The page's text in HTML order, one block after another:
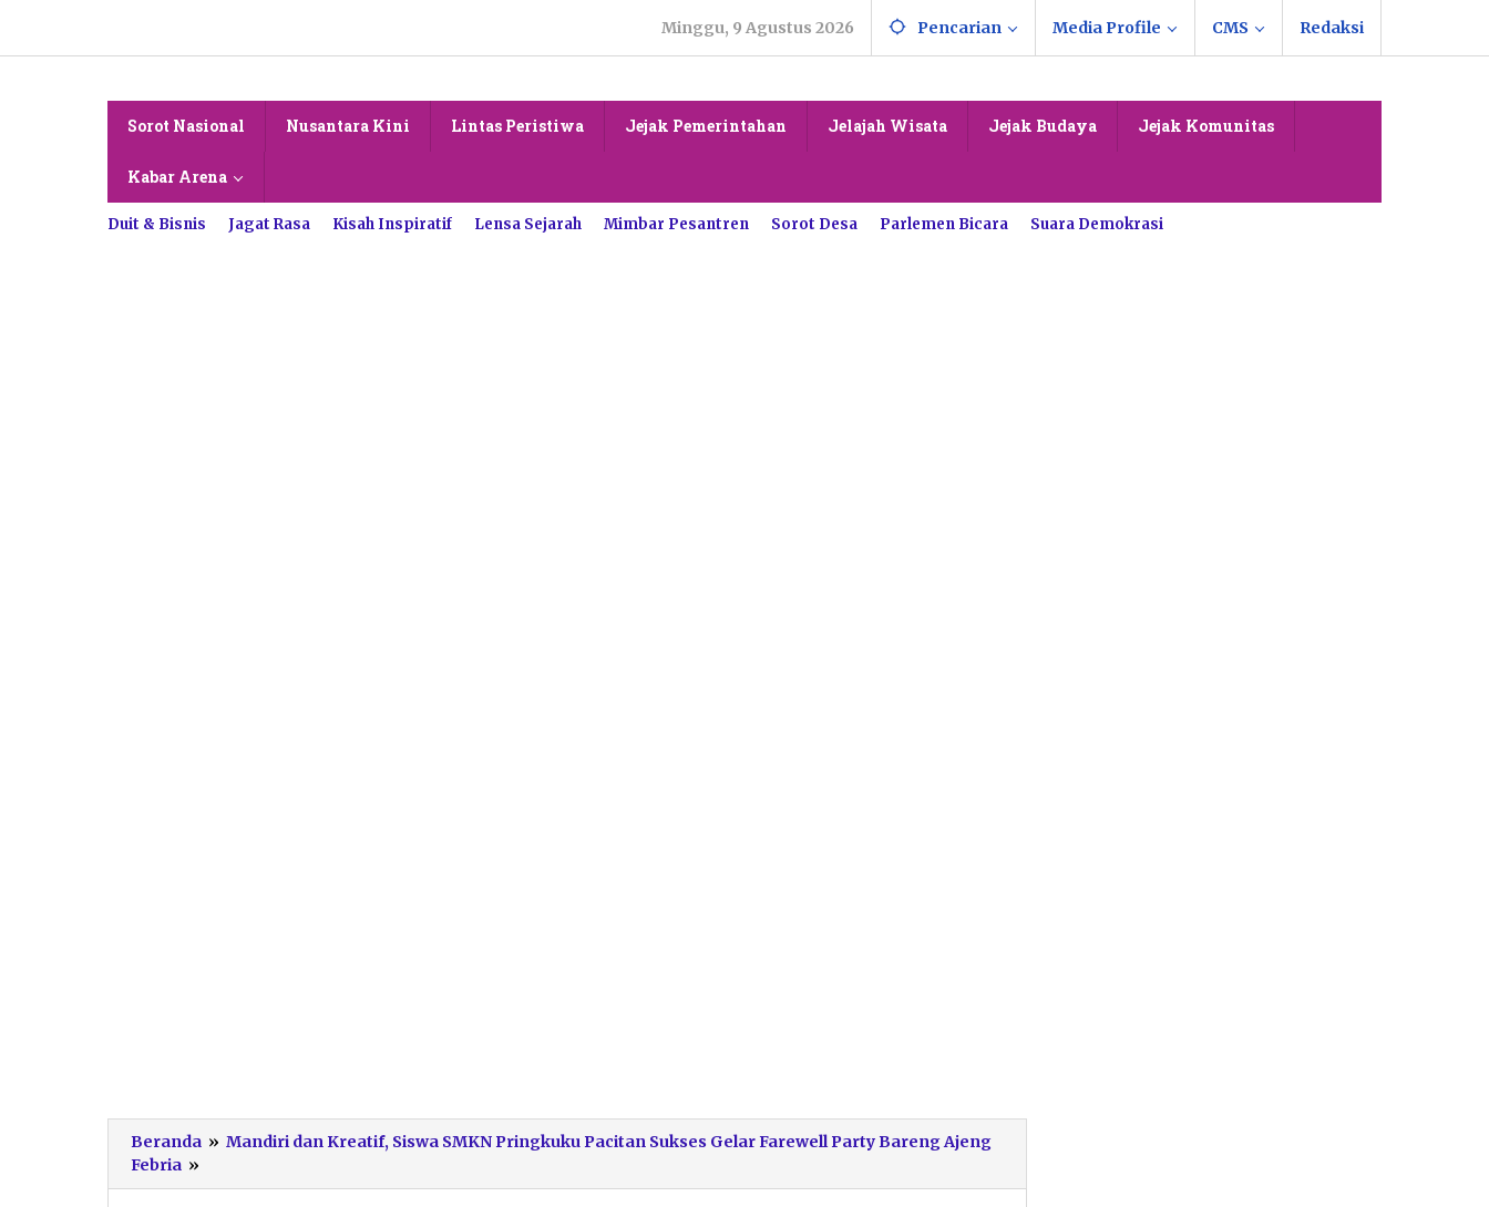
konten
Minggu, 9 Agustus 2026 Pencarian Media Profile CMS Redaksi
Sorot Nasional Nusantara Kini Lintas Peristiwa Jejak Pemerintahan Jelajah Wisata Jejak Budaya Jejak Komunitas
Kabar Arena
Duit & Bisnis Jagat Rasa Kisah Inspiratif Lensa Sejarah Mimbar Pesantren Sorot Desa Parlemen Bicara Suara Demokrasi
Beranda » Mandiri dan Kreatif, Siswa SMKN Pringkuku Pacitan Sukses Gelar Farewell Party Bareng Ajeng
Febria »
party-